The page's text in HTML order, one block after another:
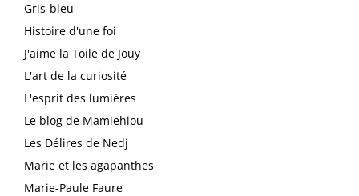
Gris-bleu
Histoire d'une foi
J'aime la Toile de Jouy
L'art de la curiosité
L'esprit des lumières
Le blog de Mamiehiou
Les Délires de Nedj
Marie et les agapanthes
Marie-Paule Faure